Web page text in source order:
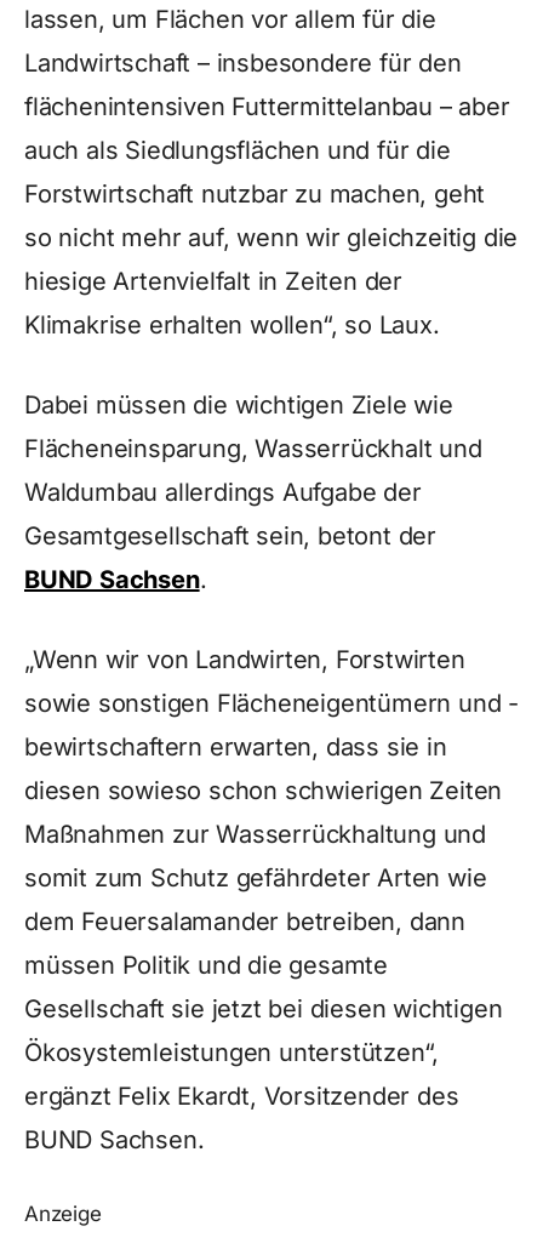
lassen, um Flächen vor allem für die
Landwirtschaft – insbesondere für den
flächenintensiven Futtermittelanbau – aber
auch als Siedlungsflächen und für die
Forstwirtschaft nutzbar zu machen, geht
so nicht mehr auf, wenn wir gleichzeitig die
hiesige Artenvielfalt in Zeiten der
Klimakrise erhalten wollen“, so Laux.
Dabei müssen die wichtigen Ziele wie
Flächeneinsparung, Wasserrückhalt und
Waldumbau allerdings Aufgabe der
Gesamtgesellschaft sein, betont der
BUND Sachsen.
„Wenn wir von Landwirten, Forstwirten
sowie sonstigen Flächeneigentümern und -
bewirtschaftern erwarten, dass sie in
diesen sowieso schon schwierigen Zeiten
Maßnahmen zur Wasserrückhaltung und
somit zum Schutz gefährdeter Arten wie
dem Feuersalamander betreiben, dann
müssen Politik und die gesamte
Gesellschaft sie jetzt bei diesen wichtigen
Ökosystemleistungen unterstützen“,
ergänzt Felix Ekardt, Vorsitzender des
BUND Sachsen.
Anzeige